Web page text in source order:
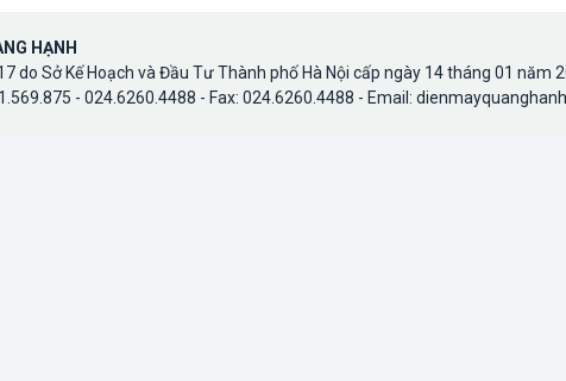
HẠNH
do Sở Kế Hoạch và Đầu Tư Thành phố Hà Nội cấp ngày 14 tháng 01 năm
- 024.6260.4488 - Fax: 024.6260.4488 - Email: